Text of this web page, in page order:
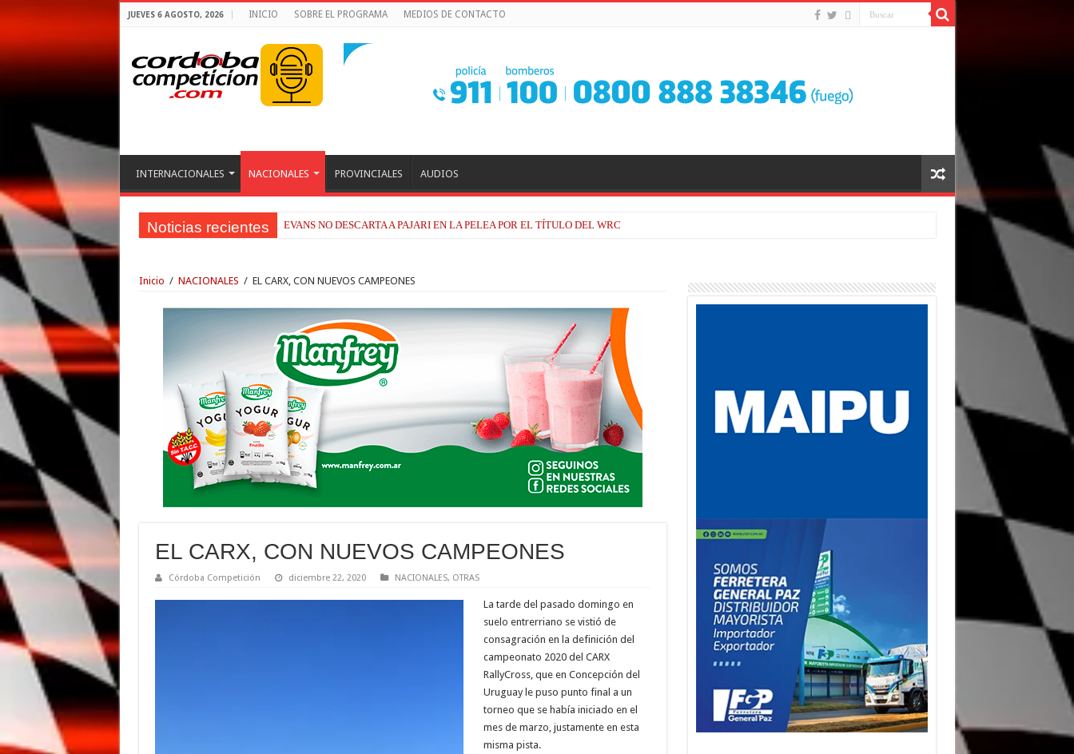
JUEVES 6 AGOSTO, 2026 INICIO SOBRE EL PROGRAMA MEDIOS DE CONTACTO
INTERNACIONALES NACIONALES PROVINCIALES AUDIOS
Noticias recientes EVANS NO DESCARTA A PAJARI EN LA PELEA POR EL TÍTULO DEL WRC
RAÚL FERNÁNDEZ Y TRACKHOUSE, A CONTINUIDAD
Inicio / NACIONALES / EL CARX, CON NUEVOS CAMPEONES
EL CARX, CON NUEVOS CAMPEONES
Córdoba Competición diciembre 22, 2020 NACIONALES, OTRAS
La tarde del pasado domingo en
suelo entrerriano se vistió de
consagración en la definición del
campeonato 2020 del CARX
RallyCross, que en Concepción del
Uruguay le puso punto final a un
torneo que se había iniciado en el
mes de marzo, justamente en esta
misma pista.